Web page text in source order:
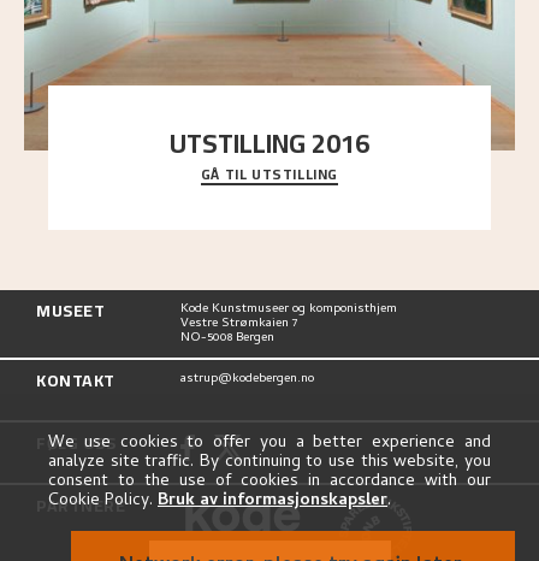
UTSTILLING 2016
En komplett oversikt over Nikolai Astrups
utstillinger, fra debuten i 1900 og frem til i dag.
GÅ TIL UTSTILLING
MUSEET Kode Kunstmuseer og komponisthjem
Vestre Strømkaien 7
NO-5008 Bergen
KONTAKT astrup@kodebergen.no
FØLG OSS
PARTNERE
We use cookies to offer you a better experience and
analyze site traffic. By continuing to use this website, you
consent to the use of cookies in accordance with our
Cookie Policy. Bruk av informasjonskapsler.